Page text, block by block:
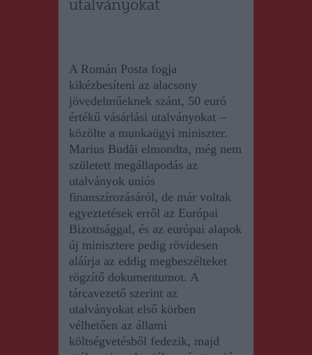
utalványokat
A Román Posta fogja
kikézbesíteni az alacsony
jövedelműeknek szánt, 50 euró
értékű vásárlási utalványokat –
közölte a munkaügyi miniszter.
Marius Budăi elmondta, még nem
született megállapodás az
utalványok uniós
finanszírozásáról, de már voltak
egyeztetések erről az Európai
Bizottsággal, és az európai alapok
új minisztere pedig rövidesen
aláírja az eddig megbeszélteket
rögzítő dokumentumot. A
tárcavezető szerint az
utalványokat első körben
vélhetően az állami
költségvetésből fedezik, majd